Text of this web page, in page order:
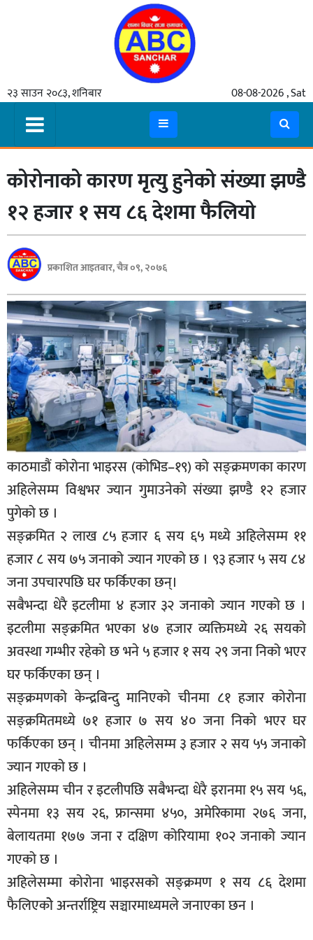
२३ साउन २०८३, शनिबार 08-08-2026 , Sat
समाचार
मुख्य
समाचार
कुटनीती
अर्थ
रसरङ्ग
यौन/
स्वास्थ्य
भिडियो
बिशेष
भिडियो
पत्रपत्रिका
खेलकुद
बिश्व
अचम्म
दुनिया
बिचार
कुराकानी
जीवनशैली
साहित्य
प्रवधि
कोरोनाको कारण मृत्यु हुनेको संख्या झण्डै
१२ हजार १ सय ८६ देशमा फैलियो
प्रकाशित आइतबार, चैत्र ०९, २०७६
काठमाडौं कोरोना भाइरस (कोभिड–१९) को सङ्क्रमणका कारण
अहिलेसम्म विश्वभर ज्यान गुमाउनेको संख्या झण्डै १२ हजार
पुगेको छ ।
सङ्क्रमित २ लाख ८५ हजार ६ सय ६५ मध्ये अहिलेसम्म ११
हजार ८ सय ७५ जनाको ज्यान गएको छ । ९३ हजार ५ सय ८४
जना उपचारपछि घर फर्किएका छन्।
सबैभन्दा धेरै इटलीमा ४ हजार ३२ जनाको ज्यान गएको छ ।
इटलीमा सङ्क्रमित भएका ४७ हजार व्यक्तिमध्ये २६ सयको
अवस्था गम्भीर रहेको छ भने ५ हजार १ सय २९ जना निको भएर
घर फर्किएका छन् ।
सङ्क्रमणको केन्द्रबिन्दु मानिएको चीनमा ८१ हजार कोरोना
सङ्क्रमितमध्ये ७१ हजार ७ सय ४० जना निको भएर घर
फर्किएका छन् । चीनमा अहिलेसम्म ३ हजार २ सय ५५ जनाको
ज्यान गएको छ ।
अहिलेसम्म चीन र इटलीपछि सबैभन्दा धेरै इरानमा १५ सय ५६,
स्पेनमा १३ सय २६, फ्रान्समा ४५०, अमेरिकामा २७६ जना,
बेलायतमा १७७ जना र दक्षिण कोरियामा १०२ जनाको ज्यान
गएको छ ।
अहिलेसम्मा कोरोना भाइरसको सङ्क्रमण १ सय ८६ देशमा
फैलिएकोे अन्तर्राष्ट्रिय सञ्चारमाध्यमले जनाएका छन ।